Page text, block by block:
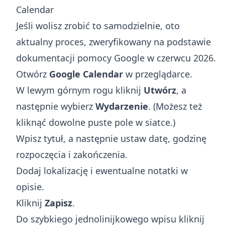
Calendar
Jeśli wolisz zrobić to samodzielnie, oto
aktualny proces, zweryfikowany na podstawie
dokumentacji pomocy Google w czerwcu 2026.
Otwórz Google Calendar w przeglądarce.
W lewym górnym rogu kliknij Utwórz, a
następnie wybierz Wydarzenie. (Możesz też
kliknąć dowolne puste pole w siatce.)
Wpisz tytuł, a następnie ustaw datę, godzinę
rozpoczęcia i zakończenia.
Dodaj lokalizację i ewentualne notatki w
opisie.
Kliknij Zapisz.
Do szybkiego jednolinijkowego wpisu kliknij